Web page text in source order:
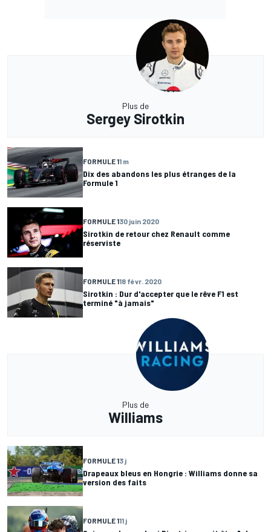
Plus de
Sergey Sirotkin
FORMULE 11 m
Dix des abandons les plus étranges de la
Formule 1
FORMULE 130 juin 2020
Sirotkin de retour chez Renault comme
réserviste
FORMULE 118 févr. 2020
Sirotkin : Dur d'accepter que le rêve F1 est
terminé "à jamais"
Plus de
Williams
FORMULE 13 j
Drapeaux bleus en Hongrie : Williams donne sa
version des faits
FORMULE 111 j